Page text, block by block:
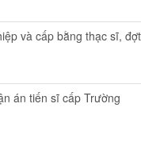
và cấp bằng thạc sĩ, đợt
án tiến sĩ cấp Trường